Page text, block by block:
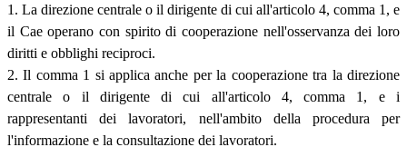
1. La direzione centrale o il dirigente di cui all'articolo 4, comma 1, e
il Cae operano con spirito di cooperazione nell'osservanza dei loro
diritti e obblighi reciproci.
2. Il comma 1 si applica anche per la cooperazione tra la direzione
centrale o il dirigente di cui all'articolo 4, comma 1, e i
rappresentanti dei lavoratori, nell'ambito della procedura per
l'informazione e la consultazione dei lavoratori.